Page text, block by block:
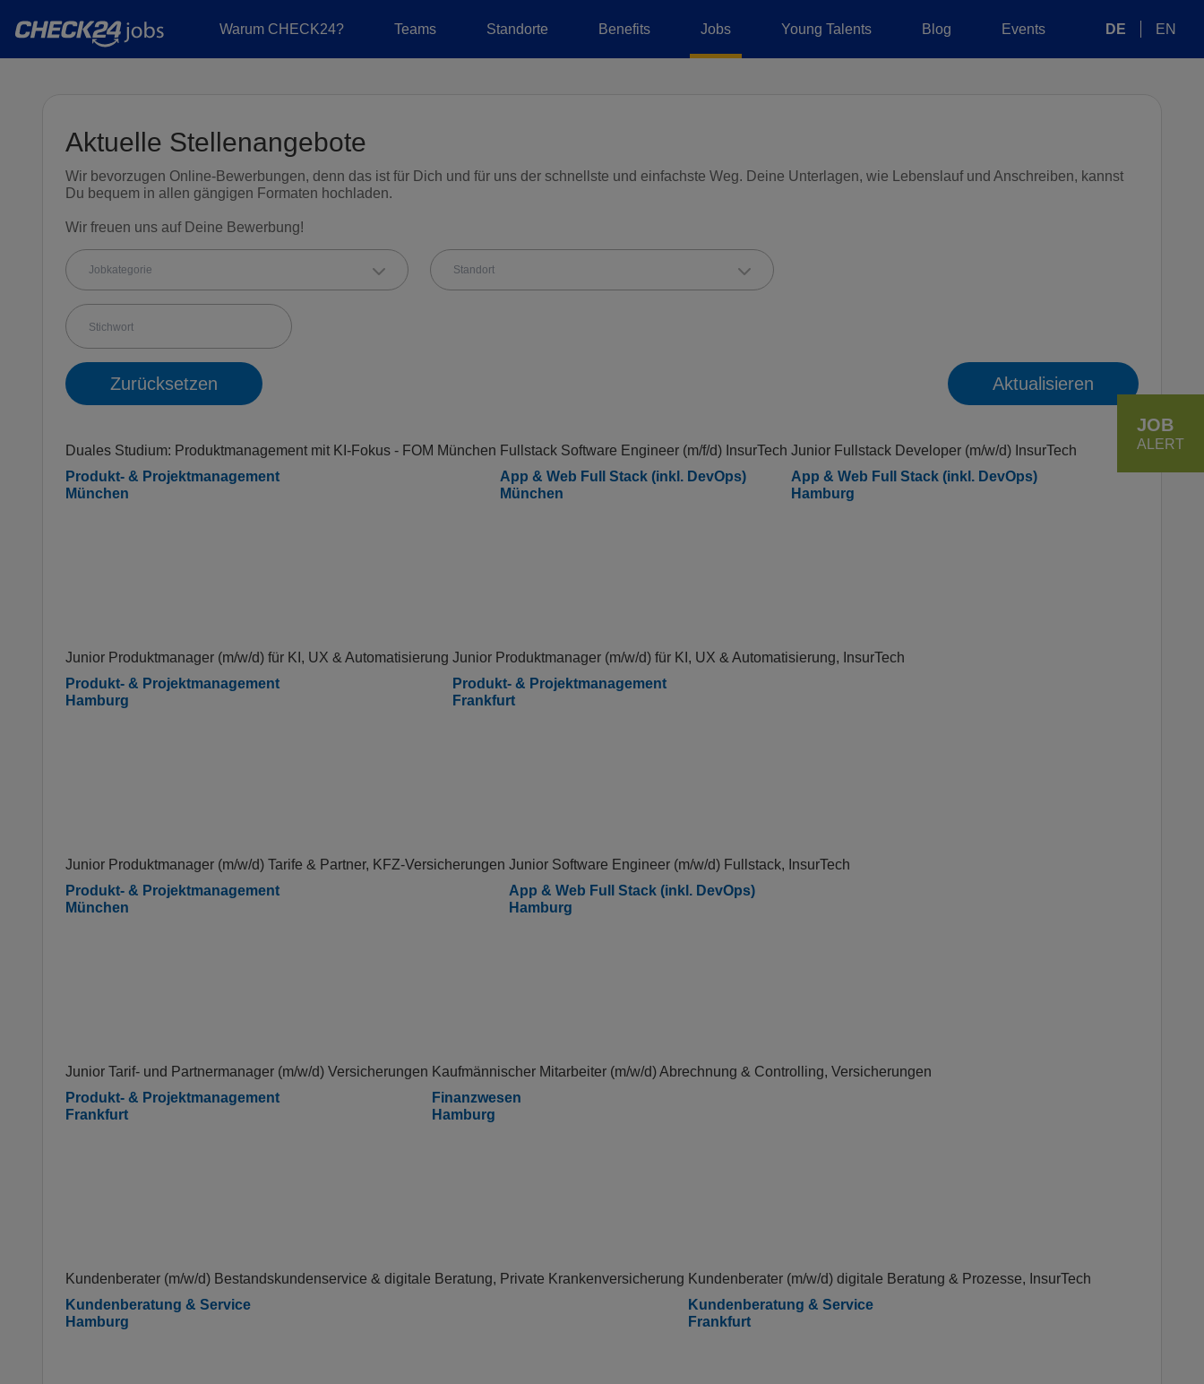
Warum CHECK24? Teams Standorte Benefits Jobs Young Talents Blog Events DE EN
Aktuelle Stellenangebote
Wir bevorzugen Online-Bewerbungen, denn das ist für Dich und für uns der schnellste und einfachste Weg. Deine Unterlagen, wie Lebenslauf und Anschreiben, kannst
Du bequem in allen gängigen Formaten hochladen.
Wir freuen uns auf Deine Bewerbung!
Jobkategorie Standort
Zurücksetzen Aktualisieren
Duales Studium: Produktmanagement mit KI-Fokus - FOM München
Produkt- & Projektmanagement
München
Fullstack Software Engineer (m/f/d) InsurTech
App & Web Full Stack (inkl. DevOps)
München
Junior Fullstack Developer (m/w/d) InsurTech
App & Web Full Stack (inkl. DevOps)
Hamburg
Junior Produktmanager (m/w/d) für KI, UX & Automatisierung
Produkt- & Projektmanagement
Hamburg
Junior Produktmanager (m/w/d) für KI, UX & Automatisierung, InsurTech
Produkt- & Projektmanagement
Frankfurt
Junior Produktmanager (m/w/d) Tarife & Partner, KFZ-Versicherungen
Produkt- & Projektmanagement
München
Junior Software Engineer (m/w/d) Fullstack, InsurTech
App & Web Full Stack (inkl. DevOps)
Hamburg
Junior Tarif- und Partnermanager (m/w/d) Versicherungen
Produkt- & Projektmanagement
Frankfurt
Kaufmännischer Mitarbeiter (m/w/d) Abrechnung & Controlling, Versicherungen
Finanzwesen
Hamburg
Kundenberater (m/w/d) Bestandskundenservice & digitale Beratung, Private Krankenversicherung
Kundenberatung & Service
Hamburg
Kundenberater (m/w/d) digitale Beratung & Prozesse, InsurTech
Kundenberatung & Service
Frankfurt
JOB
ALERT